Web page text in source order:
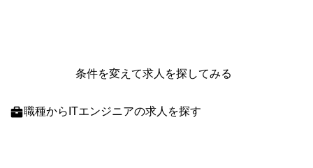
条件を変えて求人を探してみる
職種からITエンジニアの求人を探す